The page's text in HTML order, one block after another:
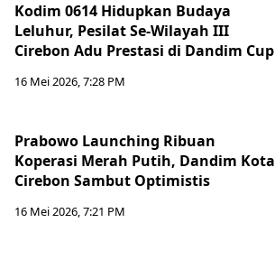
Kodim 0614 Hidupkan Budaya
Leluhur, Pesilat Se-Wilayah III
Cirebon Adu Prestasi di Dandim Cup
16 Mei 2026, 7:28 PM
Prabowo Launching Ribuan
Koperasi Merah Putih, Dandim Kota
Cirebon Sambut Optimistis
16 Mei 2026, 7:21 PM